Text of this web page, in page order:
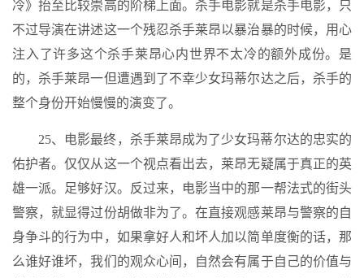
冷》抬至比较崇高的阶梯上面。杀手电影就是杀手电影，只
不过导演在讲述这一个残忍杀手莱昂以暴治暴的时候，用心
注入了许多这个杀手莱昂心内世界不太冷的额外成份。是
的，杀手莱昂一但遭遇到了不幸少女玛蒂尔达之后，杀手的
整个身份开始慢慢的演变了。
25、电影最终，杀手莱昂成为了少女玛蒂尔达的忠实的
佑护者。仅仅从这一个视点看出去，莱昂无疑属于真正的英
雄一派。足够好汉。反过来，电影当中的那一帮法式的街头
警察，就显得过份胡做非为了。在直接观感莱昂与警察的自
身争斗的行为中，如果拿好人和坏人加以简单度衡的话，那
么谁好谁坏，我们的观众心间，自然会有属于自己的价值与